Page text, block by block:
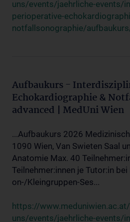
uns/events/jaehrliche-events/
perioperative-
notfallsonographie/
Aufbaukurs -
Echokardiographie &
advanced | MedUni Wien
...Aufbaukurs 2026
1090 Wien, Van Swieten Saal
Anatomie Max. 40
Teilnehmer:innen je Tutor:in bei
on-/Kleingruppen-Ses...
https://
uns/events/jaehrliche-events/